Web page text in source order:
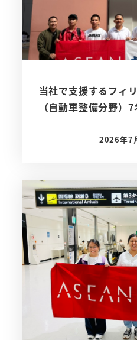
当社で支援するフィ
（自動車整備分野）
投稿日
2026年7